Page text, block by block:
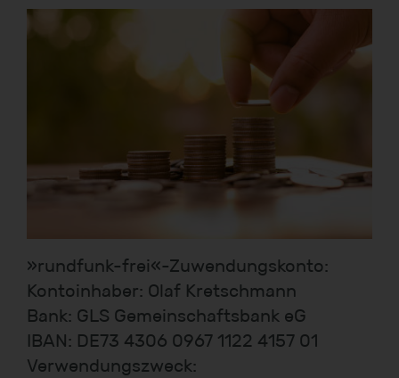
»rundfunk-frei«-Zuwendungskonto:
Kontoinhaber: Olaf Kretschmann
Bank: GLS Gemeinschaftsbank eG
IBAN: DE73 4306 0967 1122 4157 01
Verwendungszweck: